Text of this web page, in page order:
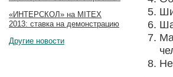
«ИНТЕРСКОЛ» на MITEX
2013: ставка на демонстрацию
Другие новости